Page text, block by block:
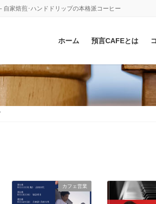
家焙煎･ハンドドリップの本格派コーヒー
ホーム 預言CAFEとは
カフェ営業